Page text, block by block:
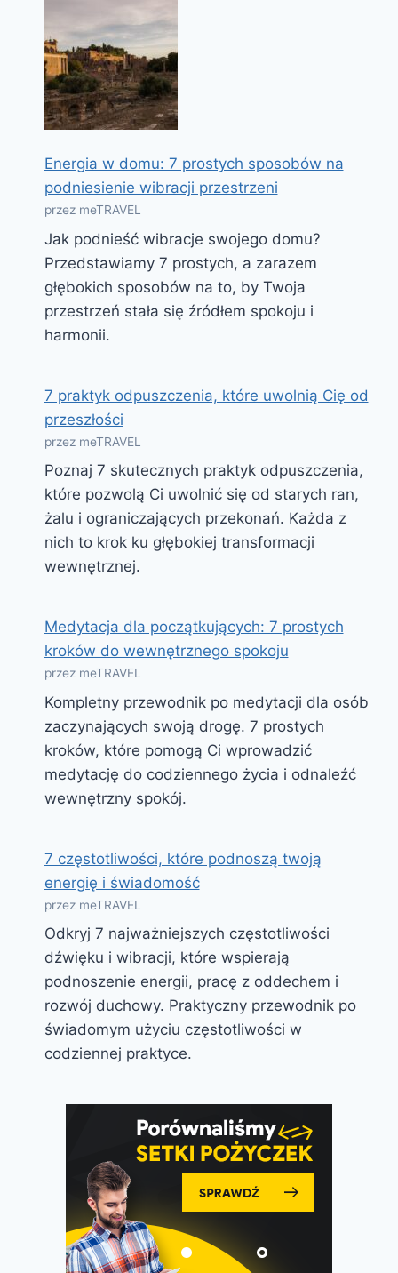
Energia w domu: 7 prostych sposobów na
podniesienie wibracji przestrzeni
przez meTRAVEL
Jak podnieść wibracje swojego domu?
Przedstawiamy 7 prostych, a zarazem
głębokich sposobów na to, by Twoja
przestrzeń stała się źródłem spokoju i
harmonii.
7 praktyk odpuszczenia, które uwolnią Cię od
przeszłości
przez meTRAVEL
Poznaj 7 skutecznych praktyk odpuszczenia,
które pozwolą Ci uwolnić się od starych ran,
żalu i ograniczających przekonań. Każda z
nich to krok ku głębokiej transformacji
wewnętrznej.
Medytacja dla początkujących: 7 prostych
kroków do wewnętrznego spokoju
przez meTRAVEL
Kompletny przewodnik po medytacji dla osób
zaczynających swoją drogę. 7 prostych
kroków, które pomogą Ci wprowadzić
medytację do codziennego życia i odnaleźć
wewnętrzny spokój.
7 częstotliwości, które podnoszą twoją
energię i świadomość
przez meTRAVEL
Odkryj 7 najważniejszych częstotliwości
dźwięku i wibracji, które wspierają
podnoszenie energii, pracę z oddechem i
rozwój duchowy. Praktyczny przewodnik po
świadomym użyciu częstotliwości w
codziennej praktyce.